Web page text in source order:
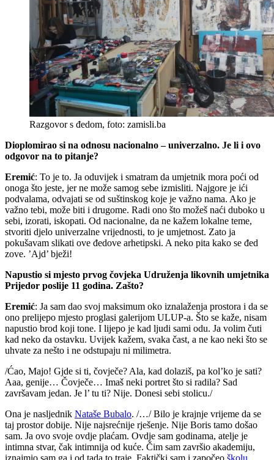
Razgovor s đedom, foto: zamisli.ba
Dioplomirao si na odnosu nacionalno – univerzalno. Je li i ovo
odgovor na to pitanje?
Eremić: To je to. Ja oduvijek i smatram da umjetnik mora poći od
onoga što jeste, jer ne može samog sebe izmisliti. Najgore je ići
podvalama, odvajati se od suštinskog koje je važno nama. Ako je
važno tebi, može biti i drugome. Radi ono što možeš naći duboko u
sebi, izorati, iskopati. Od nacionalne, da ne kažem lokalne teme,
stvoriti djelo univerzalne vrijednosti, to je umjetnost. Zato ja
pokušavam slikati ove đedove arhetipski. A neko pita kako se đed
zove. ’Ajd’ bježi!
Napustio si mjesto prvog čovjeka Udruženja likovnih umjetnika
Prijedor poslije 11 godina. Zašto?
Eremić: Ja sam dao svoj maksimum oko iznalaženja prostora i da se
ono prelijepo mjesto proglasi galerijom ULUP-a. Što se kaže, nisam
napustio brod koji tone. I lijepo je kad ljudi sami odu. Ja volim čuti
kad neko da ostavku. Uvijek kažem, svaka čast, a ne kao neki što se
uhvate za nešto i ne odstupaju ni milimetra.
/Ćao, Majo! Gjde si ti, čovječe? Ala, kad dolaziš, pa kol’ko je sati?
Aaa, genije… Čovječe… Imaš neki portret što si radila? Sad
završavam jedan. Je l’ tu ti? Nije. Donesi sebi stolicu./
Ona je nasljednik Nataše Bubalo. /…/ Bilo je krajnje vrijeme da se
taj prostor dobije. Nije najsrećnije rješenje. Nije Boris tamo došao
sam. Ja ovo svoje ovdje plaćam. Ovdje sam godinama, atelje je
intimna stvar, čak intimnija od kuće. Čim sam završio akademiju,